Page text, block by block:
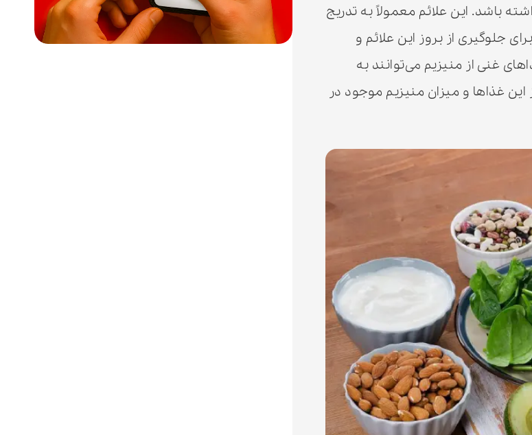
باشد. این علائم معمولاً به تدریج
جلوگیری از بروز این علائم و
غنی از منیزیم می‌توانند به
این غذاها و میزان منیزیم موجود در